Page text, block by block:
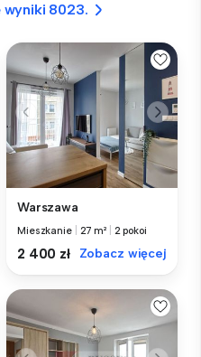
wyniki 8023.
Warszawa
Mieszkanie 27 m² 2 pokoi
2 400 zł Zobacz więcej